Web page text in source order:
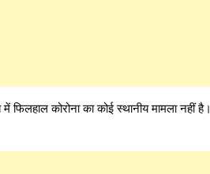
फिलहाल कोरोना का कोई स्थानीय मामला नहीं है।